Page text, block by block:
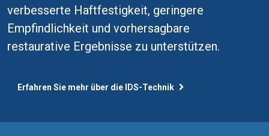
verbesserte Haftfestigkeit, geringere
Empfindlichkeit und vorhersagbare
restaurative Ergebnisse zu unterstützen.
Erfahren Sie mehr über die IDS-Technik